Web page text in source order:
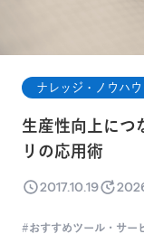
ナレッジ・ノウハウ
生産性向上につ
リの応用術
2017.10.19
おすすめツール・サー